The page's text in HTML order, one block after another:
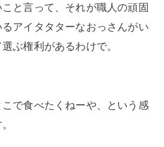
と言って、それが職人の頑固
アイタタターなおっさんがい
ぶ権利があるわけで。
で食べたくねーや、という感